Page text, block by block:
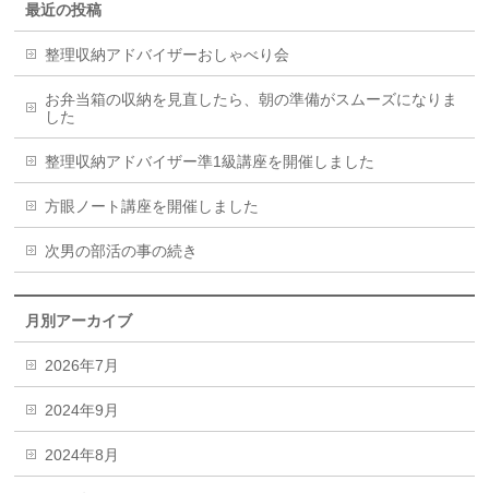
最近の投稿
整理収納アドバイザーおしゃべり会
お弁当箱の収納を見直したら、朝の準備がスムーズになりま
した
整理収納アドバイザー準1級講座を開催しました
方眼ノート講座を開催しました
次男の部活の事の続き
月別アーカイブ
2026年7月
2024年9月
2024年8月